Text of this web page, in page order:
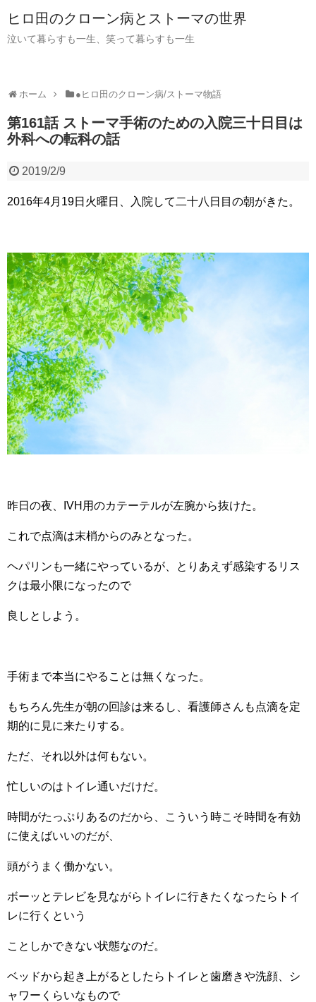
ヒロ田のクローン病とストーマの世界
泣いて暮らすも一生、笑って暮らすも一生
ホーム ●ヒロ田のクローン病/ストーマ物語
第161話 ストーマ手術のための入院三十日目は
外科への転科の話
2019/2/9
2016年4月19日火曜日、入院して二十八日目の朝がきた。
昨日の夜、IVH用のカテーテルが左腕から抜けた。
これで点滴は末梢からのみとなった。
ヘパリンも一緒にやっているが、とりあえず感染するリス
クは最小限になったので
良しとしよう。
手術まで本当にやることは無くなった。
もちろん先生が朝の回診は来るし、看護師さんも点滴を定
期的に見に来たりする。
ただ、それ以外は何もない。
忙しいのはトイレ通いだけだ。
時間がたっぷりあるのだから、こういう時こそ時間を有効
に使えばいいのだが、
頭がうまく働かない。
ボーッとテレビを見ながらトイレに行きたくなったらトイ
レに行くという
ことしかできない状態なのだ。
ベッドから起き上がるとしたらトイレと歯磨きや洗顔、シ
ャワーくらいなもので